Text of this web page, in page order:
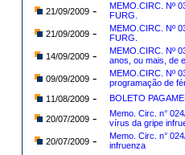
21/09/2009-
MEMO.CIRC. Nº
FURG.
21/09/2009-
MEMO.CIRC. Nº
FURG.
14/09/2009-
MEMO.CIRC. Nº
anos, ou mais, de
09/09/2009-
MEMO.CIRC. Nº
programação de
11/08/2009- BOLETO
20/07/2009-
Memo. Circ. n°
vírus da gripe
20/07/2009-
Memo. Circ. n°
infruenza